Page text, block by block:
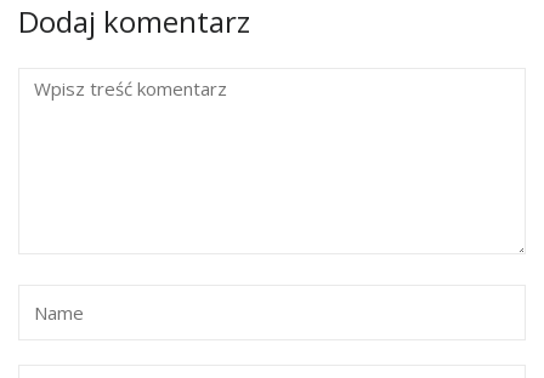
Dodaj komentarz